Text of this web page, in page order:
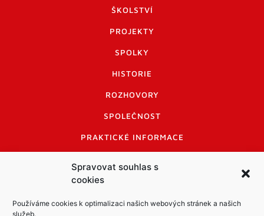
Spravovat souhlas s
cookies
Používáme cookies k optimalizaci našich webových stránek a našich
služeb.
ŠKOLSTVÍ
PROJEKTY
SPOLKY
HISTORIE
ROZHOVORY
SPOLEČNOST
PRAKTICKÉ INFORMACE
INFORMACE A KODEX DISKUTUJÍCÍCH
LOGO A LOGO MANUÁL